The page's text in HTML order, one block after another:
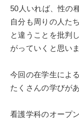
50人いれば、性の
自分も周りの人た
と違うことを批判
がっていくと思いま
今回の在学生によ
たくさんの学びが
看護学科のオープ